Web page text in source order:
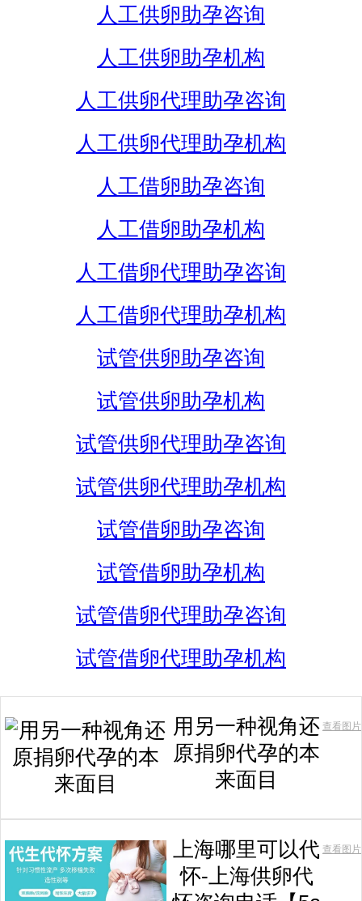
人工供卵助孕咨询
人工供卵助孕机构
人工供卵代理助孕咨询
人工供卵代理助孕机构
人工借卵助孕咨询
人工借卵助孕机构
人工借卵代理助孕咨询
人工借卵代理助孕机构
试管供卵助孕咨询
试管供卵助孕机构
试管供卵代理助孕咨询
试管供卵代理助孕机构
试管借卵助孕咨询
试管借卵助孕机构
试管借卵代理助孕咨询
试管借卵代理助孕机构
用另一种视角还
原捐卵代孕的本
来面目
查看图片
上海哪里可以代
怀-上海供卵代
查看图片